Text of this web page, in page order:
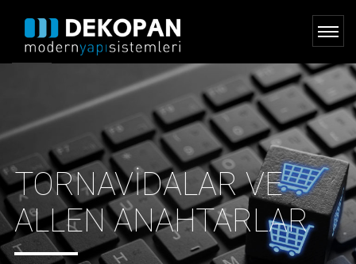
TORNAVIDALAR VE
ALLEN ANAHTARLAR